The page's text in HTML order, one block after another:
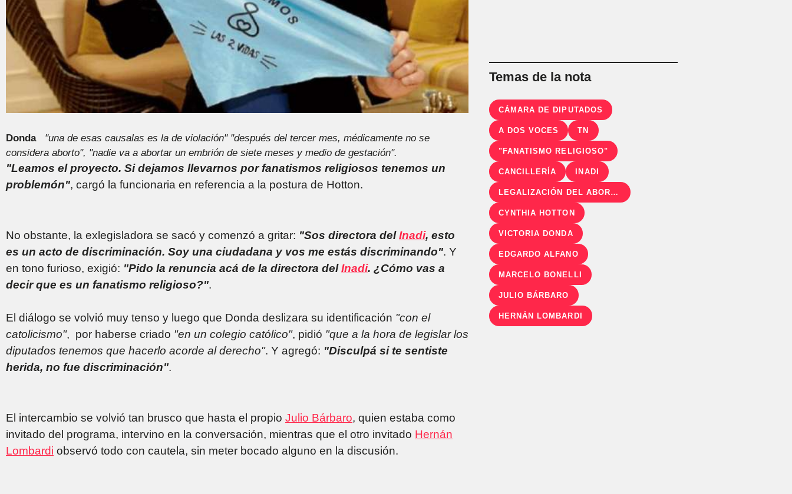
Donda "una de esas causalas es la de violación" "después del tercer mes, médicamente no se
considera aborto", "nadie va a abortar un embrión de siete meses y medio de gestación".
"Leamos el proyecto. Si dejamos llevarnos por fanatismos religiosos tenemos un
problemón", cargó la funcionaria en referencia a la postura de Hotton.
No obstante, la exlegisladora se sacó y comenzó a gritar: "Sos directora delInadi, esto
es un acto de discriminación. Soy una ciudadana y vos me estás discriminando". Y
en tono furioso, exigió: "Pido la renuncia acá de la directora delInadi. ¿Cómo vas a
decir que es un fanatismo religioso?".
El diálogo se volvió muy tenso y luego que Donda deslizara su identificación "con el
catolicismo", por haberse criado "en un colegio católico", pidió "que a la hora de legislar los
diputados tenemos que hacerlo acorde al derecho". Y agregó: "Disculpá si te sentiste
herida, no fue discriminación".
El intercambio se volvió tan brusco que hasta el propio Julio Bárbaro, quien estaba como
invitado del programa, intervino en la conversación, mientras que el otro invitado Hernán
Lombardi observó todo con cautela, sin meter bocado alguno en la discusión.
Temas de la nota
CÁMARA DE DIPUTADOS
A DOS VOCES TN
"FANATISMO RELIGIOSO"
CANCILLERÍA INADI
LEGALIZACIÓN DEL ABORTO
CYNTHIA HOTTON
VICTORIA DONDA
EDGARDO ALFANO
MARCELO BONELLI
JULIO BÁRBARO
HERNÁN LOMBARDI